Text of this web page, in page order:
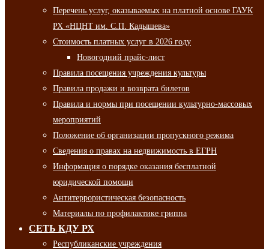
Перечень услуг, оказываемых на платной основе ГАУК
РХ «НЦНТ им. С.П. Кадышева»
Стоимость платных услуг в 2026 году
Новогодний прайс-лист
Правила посещения учреждения культуры
Правила продажи и возврата билетов
Правила и нормы при посещении культурно-массовых
мероприятий
Положение об организации пропускного режима
Сведения о правах на недвижимость в ЕГРН
Информация о порядке оказания бесплатной
юридической помощи
Антитеррористическая безопасность
Материалы по профилактике гриппа
СЕТЬ КДУ РХ
Республиканские учреждения